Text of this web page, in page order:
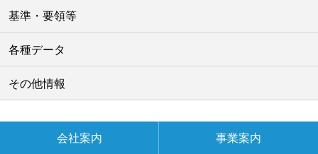
基準・要領等
各種データ
その他情報
会社案内 事業案内